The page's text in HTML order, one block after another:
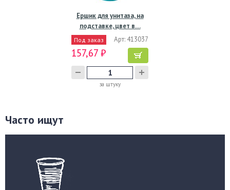
Ершик для унитаза, на
подставке, цвет в…
Под заказ Арт: 413037
157,67 ₽
за штуку
Часто ищут